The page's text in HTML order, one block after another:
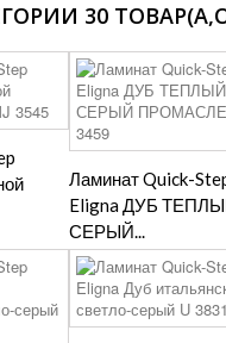
30
Ламинат Quick-
Eligna ДУБ
СЕРЫЙ...